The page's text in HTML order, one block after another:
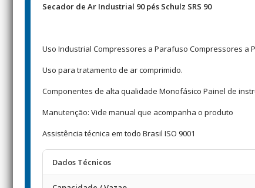
Secador de Ar Industrial 90 pés Schulz SRS 90
Uso Industrial Compressores a Parafuso Compressores a
Uso para tratamento de ar comprimido.
Componentes de alta qualidade Monofásico Painel de
Manutenção: Vide manual que acompanha o produto
Assistência técnica em todo Brasil ISO 9001
Dados Técnicos